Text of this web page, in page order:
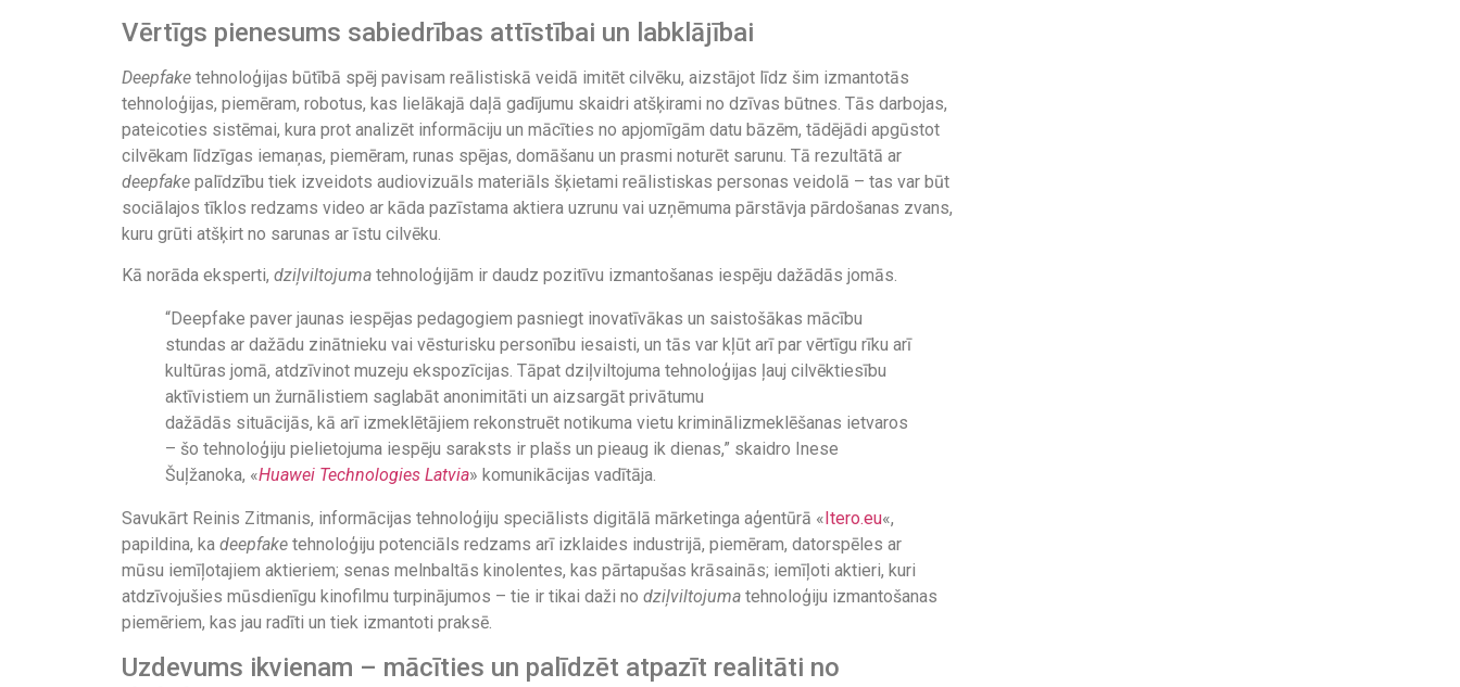
Vērtīgs pienesums sabiedrības attīstībai un labklājībai
Deepfake tehnoloģijas būtībā spēj pavisam reālistiskā veidā imitēt cilvēku, aizstājot līdz šim izmantotās
tehnoloģijas, piemēram, robotus, kas lielākajā daļā gadījumu skaidri atšķirami no dzīvas būtnes. Tās darbojas,
pateicoties sistēmai, kura prot analizēt informāciju un mācīties no apjomīgām datu bāzēm, tādējādi apgūstot
cilvēkam līdzīgas iemaņas, piemēram, runas spējas, domāšanu un prasmi noturēt sarunu. Tā rezultātā ar
deepfake palīdzību tiek izveidots audiovizuāls materiāls šķietami reālistiskas personas veidolā – tas var būt
sociālajos tīklos redzams video ar kāda pazīstama aktiera uzrunu vai uzņēmuma pārstāvja pārdošanas zvans,
kuru grūti atšķirt no sarunas ar īstu cilvēku.
Kā norāda eksperti, dziļviltojuma tehnoloģijām ir daudz pozitīvu izmantošanas iespēju dažādās jomās.
“Deepfake paver jaunas iespējas pedagogiem pasniegt inovatīvākas un saistošākas mācību
stundas ar dažādu zinātnieku vai vēsturisku personību iesaisti, un tās var kļūt arī par vērtīgu rīku arī
kultūras jomā, atdzīvinot muzeju ekspozīcijas. Tāpat dziļviltojuma tehnoloģijas ļauj cilvēktiesību
aktīvistiem un žurnālistiem saglabāt anonimitāti un aizsargāt privātumu
dažādās situācijās, kā arī izmeklētājiem rekonstruēt notikuma vietu kriminālizmeklēšanas ietvaros
– šo tehnoloģiju pielietojuma iespēju saraksts ir plašs un pieaug ik dienas,” skaidro Inese
Šuļžanoka, «Huawei Technologies Latvia» komunikācijas vadītāja.
Savukārt Reinis Zitmanis, informācijas tehnoloģiju speciālists digitālā mārketinga aģentūrā « Itero.eu«,
papildina, ka deepfake tehnoloģiju potenciāls redzams arī izklaides industrijā, piemēram, datorspēles ar
mūsu iemīļotajiem aktieriem; senas melnbaltās kinolentes, kas pārtapušas krāsainās; iemīļoti aktieri, kuri
atdzīvojušies mūsdienīgu kinofilmu turpinājumos – tie ir tikai daži no dziļviltojuma tehnoloģiju izmantošanas
piemēriem, kas jau radīti un tiek izmantoti praksē.
Uzdevums ikvienam – mācīties un palīdzēt atpazīt realitāti no